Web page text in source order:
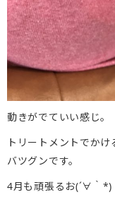
動きがでていい感じ。
トリートメントでか
バツグンです。
4月も頑張るお(´∀｀*)